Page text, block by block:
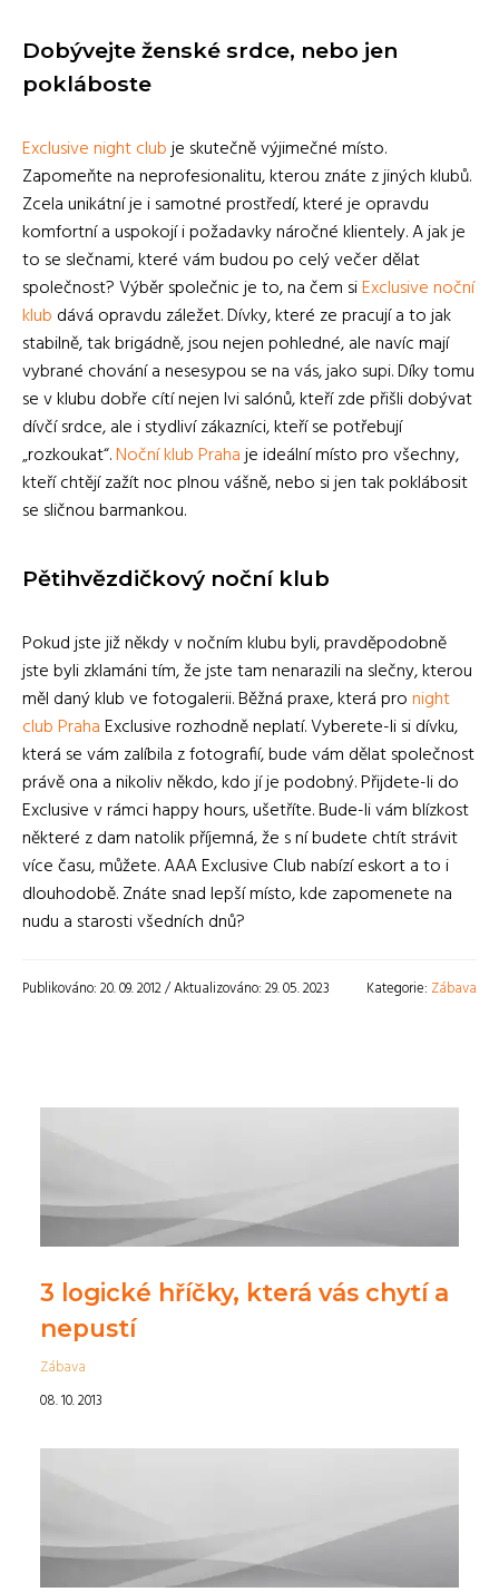
Dobývejte ženské srdce, nebo jen
pokláboste
Exclusive night clubje skutečně výjimečné místo.
Zapomeňte na neprofesionalitu, kterou znáte z jiných klubů.
Zcela unikátní je i samotné prostředí, které je opravdu
komfortní a uspokojí i požadavky náročné klientely. A jak je
to se slečnami, které vám budou po celý večer dělat
společnost? Výběr společnic je to, na čem siExclusive noční
klub dává opravdu záležet. Dívky, které ze pracují a to jak
stabilně, tak brigádně, jsou nejen pohledné, ale navíc mají
vybrané chování a nesesypou se na vás, jako supi. Díky tomu
se v klubu dobře cítí nejen lvi salónů, kteří zde přišli dobývat
dívčí srdce, ale i stydliví zákazníci, kteří se potřebují
„rozkoukat“.Noční klub Prahaje ideální místo pro všechny,
kteří chtějí zažít noc plnou vášně, nebo si jen tak poklábosit
se sličnou barmankou.
Pětihvězdičkový noční klub
Pokud jste již někdy v nočním klubu byli, pravděpodobně
jste byli zklamáni tím, že jste tam nenarazili na slečny, kterou
měl daný klub ve fotogalerii. Běžná praxe, která pronight
club PrahaExclusive rozhodně neplatí. Vyberete-li si dívku,
která se vám zalíbila z fotografií, bude vám dělat společnost
právě ona a nikoliv někdo, kdo jí je podobný. Přijdete-li do
Exclusive v rámci happy hours, ušetříte. Bude-li vám blízkost
některé z dam natolik příjemná, že s ní budete chtít strávit
více času, můžete. AAA Exclusive Club nabízí eskort a to i
dlouhodobě. Znáte snad lepší místo, kde zapomenete na
nudu a starosti všedních dnů?
Publikováno: 20. 09. 2012 / Aktualizováno: 29. 05. 2023 Kategorie: Zábava
3 logické hříčky, která vás chytí a
nepustí
Zábava
08. 10. 2013